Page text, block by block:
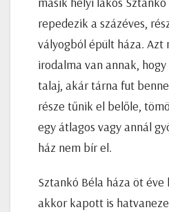
repedezik a százéves,
vályogból épült háza. Azt
irodalma van annak,
talaj, akár tárna fut
része tűnik el belőle,
egy átlagos vagy annál
ház nem bír el.
Sztankó Béla háza öt
akkor kapott is